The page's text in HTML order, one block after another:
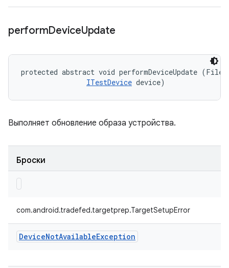
performDeviceUpdate
protected abstract void performDeviceUpdate (File
ITestDevice device)
Выполняет обновление образа устройства.
Броски
com.android.tradefed.targetprep.TargetSetupError
DeviceNotAvailableException